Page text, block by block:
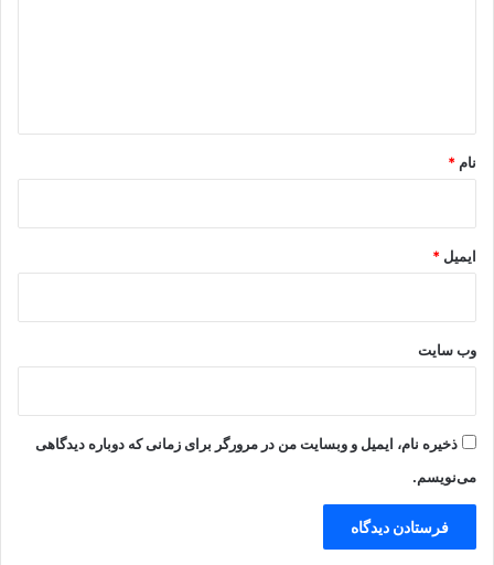
نام *
ایمیل *
وب‌ سایت
ذخیره نام، ایمیل و وبسایت من در مرورگر برای زمانی که دوباره دیدگاهی
می‌نویسم.